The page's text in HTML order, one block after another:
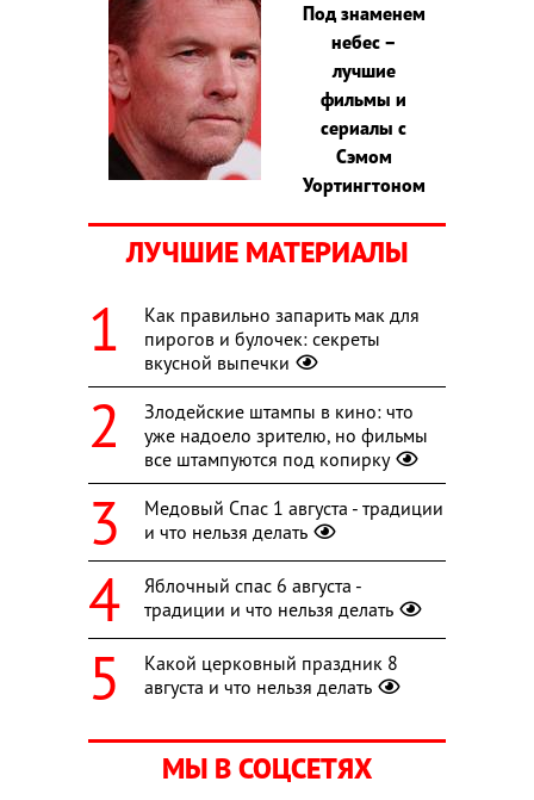
Под знаменем
небес –
лучшие
фильмы и
сериалы с
Сэмом
Уортингтоном
ЛУЧШИЕ МАТЕРИАЛЫ
Как правильно запарить мак для
пирогов и булочек: секреты
вкусной выпечки
Злодейские штампы в кино: что
уже надоело зрителю, но фильмы
все штампуются под копирку
Медовый Спас 1 августа - традиции
и что нельзя делать
Яблочный спас 6 августа -
традиции и что нельзя делать
Какой церковный праздник 8
августа и что нельзя делать
МЫ В СОЦСЕТЯХ